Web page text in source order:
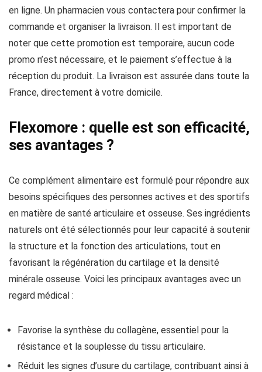
en ligne. Un pharmacien vous contactera pour confirmer la
commande et organiser la livraison. Il est important de
noter que cette promotion est temporaire, aucun code
promo n’est nécessaire, et le paiement s’effectue à la
réception du produit. La livraison est assurée dans toute la
France, directement à votre domicile.
Flexomore : quelle est son efficacité,
ses avantages ?
Ce complément alimentaire est formulé pour répondre aux
besoins spécifiques des personnes actives et des sportifs
en matière de santé articulaire et osseuse. Ses ingrédients
naturels ont été sélectionnés pour leur capacité à soutenir
la structure et la fonction des articulations, tout en
favorisant la régénération du cartilage et la densité
minérale osseuse. Voici les principaux avantages avec un
regard médical :
Favorise la synthèse du collagène, essentiel pour la
résistance et la souplesse du tissu articulaire.
Réduit les signes d’usure du cartilage, contribuant ainsi à